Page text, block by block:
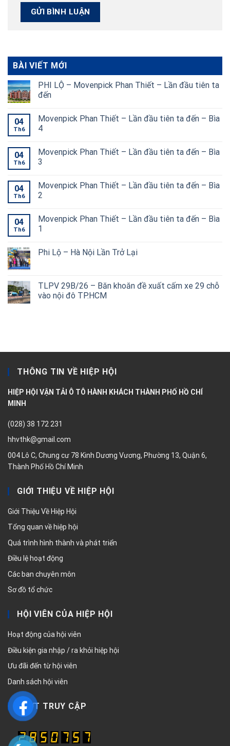
BÀI VIẾT MỚI
PHI LỘ – Movenpick Phan Thiết – Lần đầu tiên ta
đến
04
Th6
Movenpick Phan Thiết – Lần đầu tiên ta đến – Bìa
4
04
Th6
Movenpick Phan Thiết – Lần đầu tiên ta đến – Bìa
3
04
Th6
Movenpick Phan Thiết – Lần đầu tiên ta đến – Bìa
2
04
Th6
Movenpick Phan Thiết – Lần đầu tiên ta đến – Bìa
1
Phi Lộ – Hà Nội Lần Trở Lại
TLPV 29B/26 – Băn khoăn đề xuất cấm xe 29 chỗ
vào nội đô TP.HCM
THÔNG TIN VỀ HIỆP HỘI
HIỆP HỘI VẬN TẢI Ô TÔ HÀNH KHÁCH THÀNH PHỐ HỒ CHÍ
MINH
(028) 38 172 231
hhvthk@gmail.com
004 Lô C, Chung cư 78 Kinh Dương Vương, Phường 13, Quận 6,
Thành Phố Hồ Chí Minh
GIỚI THIỆU VỀ HIỆP HỘI
Giới Thiệu Về Hiệp Hội
Tổng quan về hiệp hội
Quá trình hình thành và phát triển
Điều lệ hoạt động
Các ban chuyên môn
Sơ đồ tổ chức
HỘI VIÊN CỦA HIỆP HỘI
Hoạt động của hội viên
Điều kiện gia nhập / ra khỏi hiệp hội
Ưu đãi đến từ hội viên
Danh sách hội viên
LƯỢT TRUY CẬP